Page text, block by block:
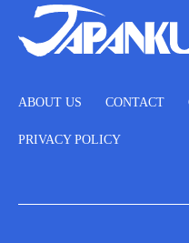
ABOUT US CONTACT
PRIVACY POLICY